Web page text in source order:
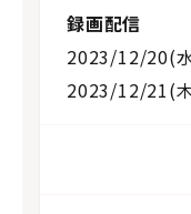
録画配信
2023/12/20(
2023/12/21(